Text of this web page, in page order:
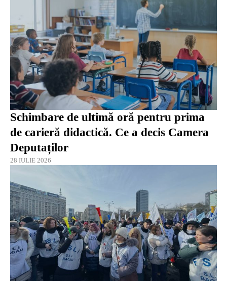
Schimbare de ultimă oră pentru prima
de carieră didactică. Ce a decis Camera
Deputaților
28 IULIE 2026